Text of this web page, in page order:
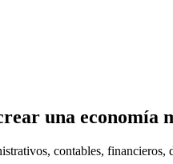
una economía
contables, financieros,